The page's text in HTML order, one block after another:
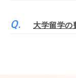
大学留学の